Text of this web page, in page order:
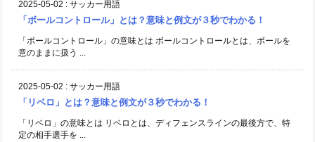
2025-05-02 : サッカー用語
「ボールコントロール」とは？意味と例文が３秒でわかる！
「ボールコントロール」の意味とは ボールコントロールとは、ボールを
意のままに扱う ...
2025-05-02 : サッカー用語
「リベロ」とは？意味と例文が３秒でわかる！
「リベロ」の意味とは リベロとは、ディフェンスラインの最後方で、特
定の相手選手を ...